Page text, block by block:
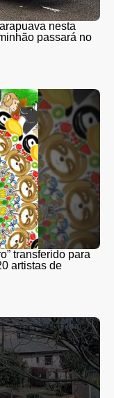
nesta
passará no
transferido para
artistas de